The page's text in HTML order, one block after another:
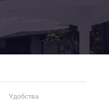
Удобства